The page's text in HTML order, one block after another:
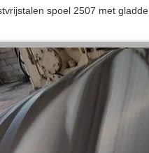
spoel 2507 met